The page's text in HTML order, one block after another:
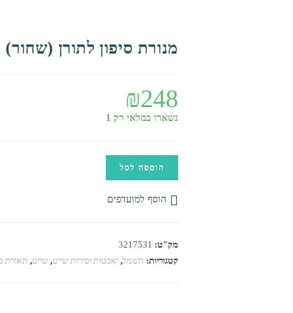
מנורת סיפון לתורן (שחור)
₪248
נשארו במלאי רק 1
כמות
של
מנורת
(שחור)
הוספה לסל
הוסף למועדפים
מק"ט: 3217531
קטגוריות: חשמל,יאכטות וסירות שייט,שייט, תאורת